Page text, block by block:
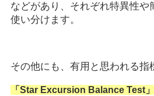
などがあり、それぞれ特異性や
使い分けます。
その他にも、有用と思われる指
「Star Excursion Balance Test」